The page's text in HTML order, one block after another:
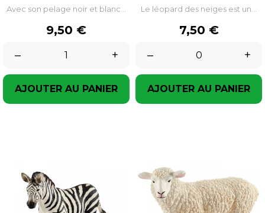
Avec son pelage noir et blanc...
Prix
9,50 €
–
+
AJOUTER AU PANIER
Le léopard des neiges est un...
Prix
7,50 €
–
+
AJOUTER AU PANIER